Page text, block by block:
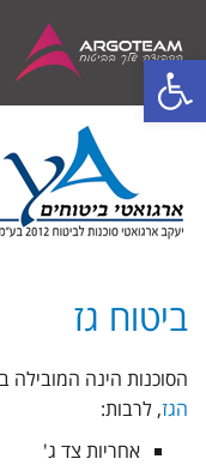
פתח סרגל נגישות
ביטוח גז
הסוכנות הינה המובילה בארץ מזה 30
הגז, לרבות:
אחריות צד ג'